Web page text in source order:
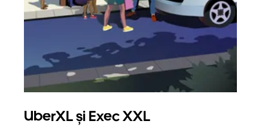
UberXL și Exec XXL